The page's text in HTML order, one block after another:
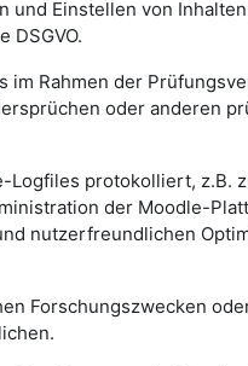
Einstellen von
DSGVO.
Rahmen der
oder anderen
protokolliert,
der Moodle-
nutzerfreundlichen
Forschungszwecken